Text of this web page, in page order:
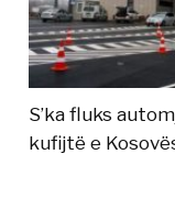
S’ka fluks
kufijtë e